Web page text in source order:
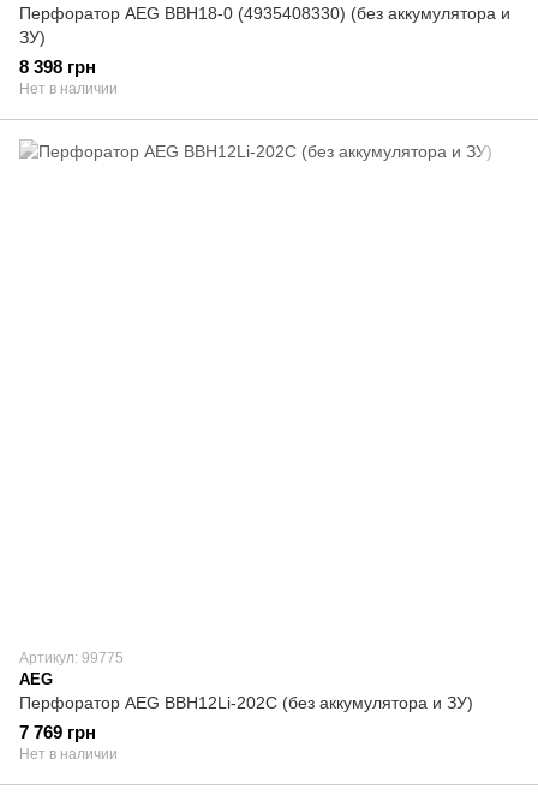
Перфоратор AEG BBH18-0 (4935408330) (без аккумулятора и
ЗУ)
8 398 грн
Нет в наличии
Артикул: 99775
AEG
Перфоратор AEG BBH12Li-202C (без аккумулятора и ЗУ)
7 769 грн
Нет в наличии